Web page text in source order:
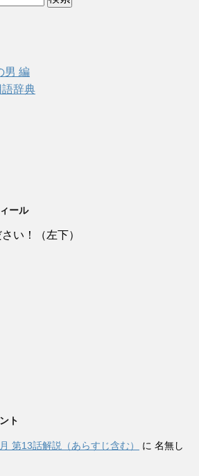
男 編
辞典
ール
い！（左下）
ト
第13話解説（あらすじ含む） に 名無し